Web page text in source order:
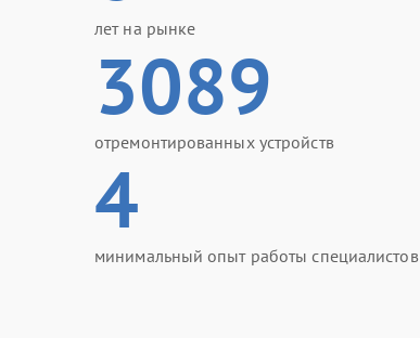
лет на рынке
3089
отремонтированных устройств
4
минимальный опыт работы специалистов